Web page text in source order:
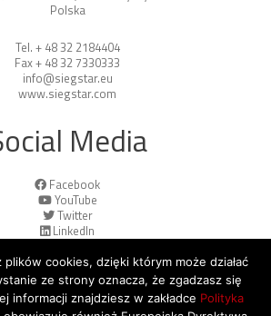
Polska
Tel. + 48 32 2184404
Fax + 48 32 7330333
info@siegstar.eu
www.siegstar.com
Media
Facebook
YouTube
Twitter
LinkedIn
cookies, dzięki którym może działać
ze strony oznacza, że zgadzasz się
informacji znajdziesz w zakładce Polityka